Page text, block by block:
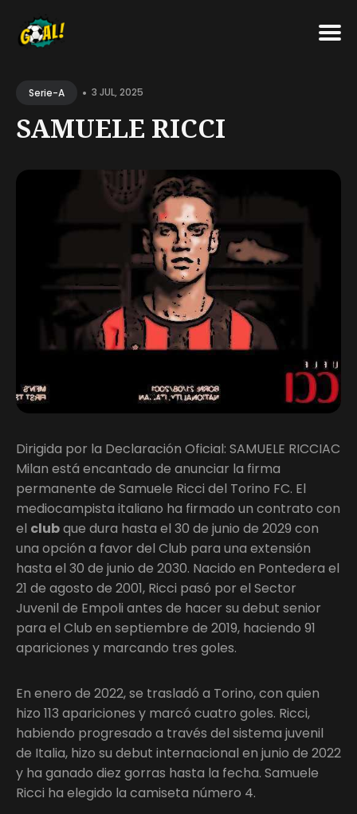
forSerie-A • 3 JUL, 2025
SAMUELE RICCI
Dirigida por la Declaración Oficial: SAMUELE RICCIAC
Milan está encantado de anunciar la firma
permanente de Samuele Ricci del Torino FC. El
mediocampista italiano ha firmado un contrato con
el clubque dura hasta el 30 de junio de 2029 con
una opción a favor del Club para una extensión
hasta el 30 de junio de 2030. Nacido en Pontedera el
21 de agosto de 2001, Ricci pasó por el Sector
Juvenil de Empoli antes de hacer su debut senior
para el Club en septiembre de 2019, haciendo 91
apariciones y marcando tres goles.
En enero de 2022, se trasladó a Torino, con quien
hizo 113 apariciones y marcó cuatro goles. Ricci,
habiendo progresado a través del sistema juvenil
de Italia, hizo su debut internacional en junio de 2022
y ha ganado diez gorras hasta la fecha. Samuele
Ricci ha elegido la camiseta número 4.